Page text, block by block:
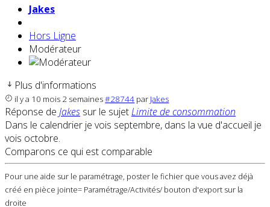
Jakes
Hors Ligne
Modérateur
Plus d'informations
il y a 10 mois 2 semaines#28744 par Jakes
Réponse de Jakes sur le sujetLimite de consommation
Dans le calendrier je vois septembre, dans la vue d'accueil je
vois octobre.
Comparons ce qui est comparable
Pour une aide sur le paramétrage, poster le fichier que vous avez déjà
créé en pièce jointe= Paramétrage/Activités/ bouton d'export sur la
droite